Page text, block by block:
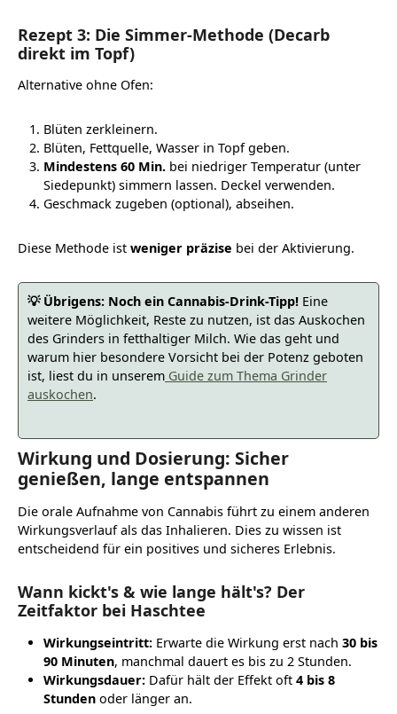
Rezept 3: Die Simmer-Methode (Decarb
direkt im Topf)
Alternative ohne Ofen:
Blüten zerkleinern.
Blüten, Fettquelle, Wasser in Topf geben.
Mindestens 60 Min.bei niedriger Temperatur (unter
Siedepunkt) simmern lassen. Deckel verwenden.
Geschmack zugeben (optional), abseihen.
Diese Methode ist weniger präzise bei der Aktivierung.
💡 Übrigens: Noch ein Cannabis-Drink-Tipp! Eine
weitere Möglichkeit, Reste zu nutzen, ist das Auskochen
des Grinders in fetthaltiger Milch. Wie das geht und
warum hier besondere Vorsicht bei der Potenz geboten
ist, liest du in unserem Guide zum Thema Grinder
auskochen.
Wirkung und Dosierung: Sicher
genießen, lange entspannen
Die orale Aufnahme von Cannabis führt zu einem anderen
Wirkungsverlauf als das Inhalieren. Dies zu wissen ist
entscheidend für ein positives und sicheres Erlebnis.
Wann kickt's & wie lange hält's? Der
Zeitfaktor bei Haschtee
Wirkungseintritt:Erwarte die Wirkung erst nach 30 bis
90 Minuten, manchmal dauert es bis zu 2 Stunden.
Wirkungsdauer:Dafür hält der Effekt oft 4 bis 8
Stundenoder länger an.